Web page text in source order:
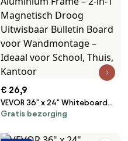
€ 26,9
VEVOR 36" x 24" Whiteboard
&amp; Kurkbord Combo met
Magnetisch Droog Uitwisbaar
Gratis bezorging